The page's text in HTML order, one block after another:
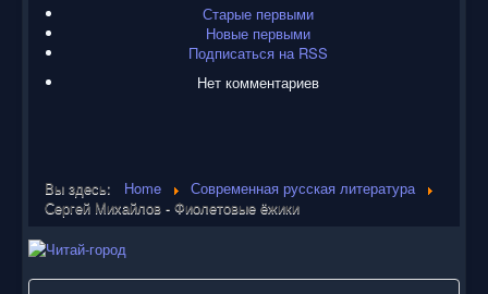
Старые первыми
Новые первыми
Подписаться на RSS
Нет комментариев
Вы здесь: Home
Современная русская литература
Сергей Михайлов - Фиолетовые ёжики